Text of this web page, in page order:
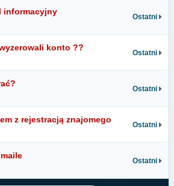
informacyjny
Ostatni
konto ??
Ostatni
Ostatni
z rejestracją znajomego
Ostatni
Ostatni